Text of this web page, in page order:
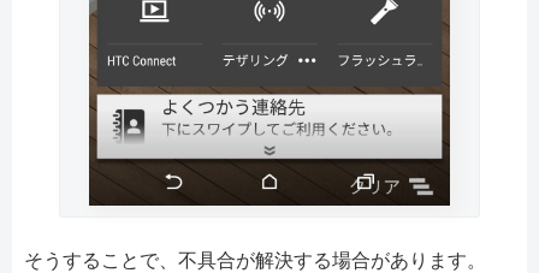
そうすることで、不具合が解決する場合があります。